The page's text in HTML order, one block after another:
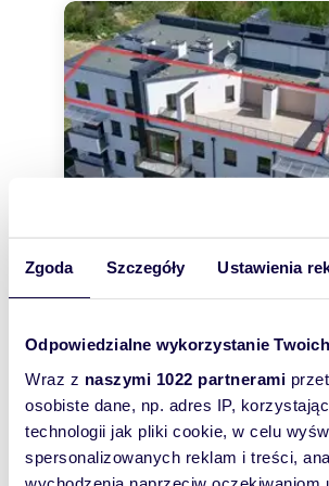
Zgoda Szczegóły Ustawienia
Odpowiedzialne wykorzystanie
Wraz z naszymi 1022 partnerami
osobiste dane, np. adres IP,
technologii jak pliki cookie, w celu
spersonalizowanych reklam i treści,